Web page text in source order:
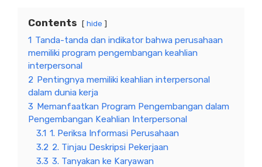
Contents hide
1 Tanda-tanda dan indikator bahwa perusahaan
memiliki program pengembangan keahlian
interpersonal
2 Pentingnya memiliki keahlian interpersonal
dalam dunia kerja
3 Memanfaatkan Program Pengembangan dalam
Pengembangan Keahlian Interpersonal
3.1 1. Periksa Informasi Perusahaan
3.2 2. Tinjau Deskripsi Pekerjaan
3.3 3. Tanyakan ke Karyawan